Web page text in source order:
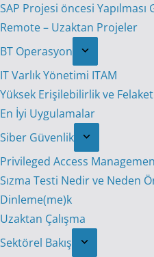
SAP Projesi öncesi Yapılması
Remote – Uzaktan Projeler
BT Operasyon
IT Varlık Yönetimi ITAM
Yüksek Erişilebilirlik ve
En İyi Uygulamalar
Siber Güvenlik
Privileged Access
Sızma Testi Nedir ve Neden
Dinleme(me)k
Uzaktan Çalışma
Sektörel Bakış